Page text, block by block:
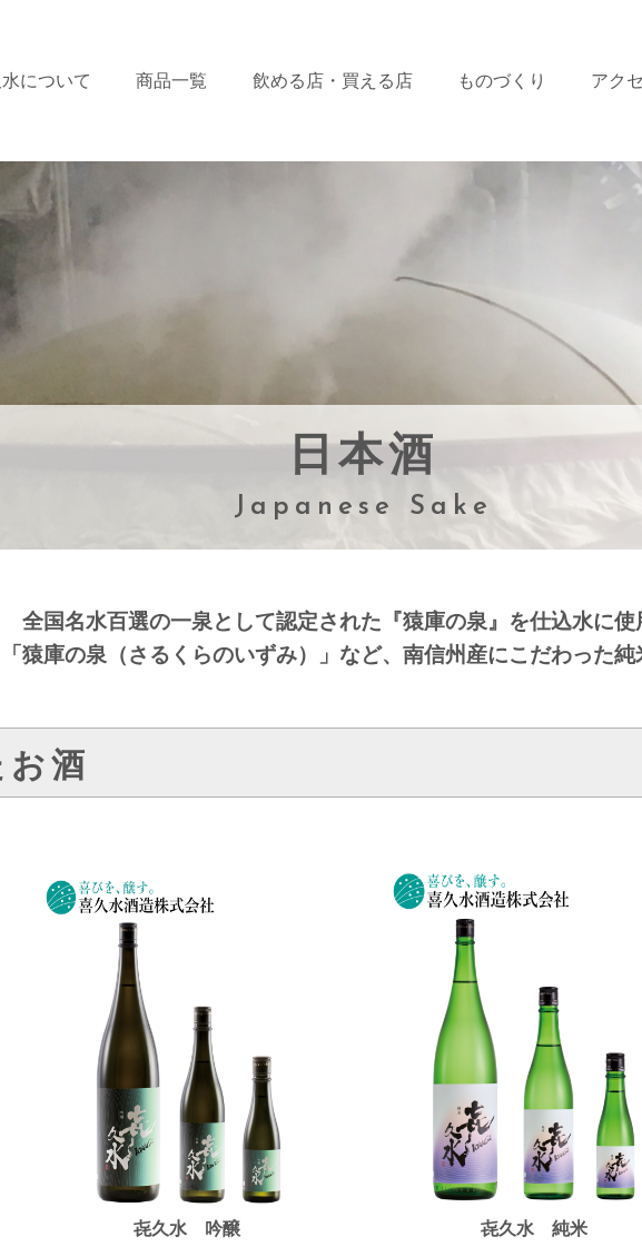
について 商品一覧 飲める店・ 買える店 ものづくり アク
日本酒
Japanese Sake
全国名水百選の一泉として認定された『猿庫の泉』を仕込水に使
「猿庫の泉（さるくらのいずみ）」など、南信州産にこだわった純
酒
㐂久水 吟醸 㐂久水 純米